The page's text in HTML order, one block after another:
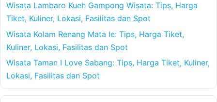
Wisata Lambaro Kueh Gampong Wisata: Tips, Harga
Tiket, Kuliner, Lokasi, Fasilitas dan Spot
Wisata Kolam Renang Mata Ie: Tips, Harga Tiket,
Kuliner, Lokasi, Fasilitas dan Spot
Wisata Taman I Love Sabang: Tips, Harga Tiket, Kuliner,
Lokasi, Fasilitas dan Spot